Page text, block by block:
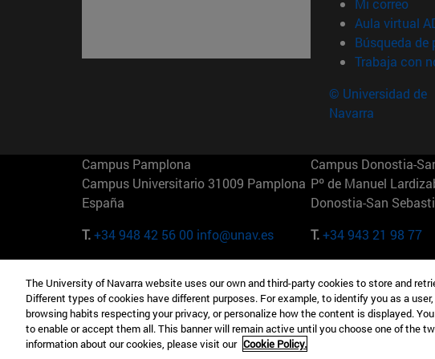
Mi correo
Aula virtual
Búsqueda de
Trabaja con
© Universidad de
Navarra
Campus Pamplona
Campus Universitario 31009 Pamplona
España
T.+34 948 42 56 00 info@unav.es
Campus Donostia-
Pº de Manuel
Donostia-San
T.+34 943 21 98 77
Camino del Cerro Águila 3 28023
Madrid España
T.+34 912 11 30 00
165 W 57th St
EE.UU
T.+1 646 346 8850
The University of Navarra website uses our own and third-party cookies to store and
Different types of cookies have different purposes. For example, to identify you as a
browsing habits respecting your privacy, or personalize how the content is displayed.
to enable or accept them all. This banner will remain active until you choose one of the
information about our cookies, please visit our Cookie Policy.